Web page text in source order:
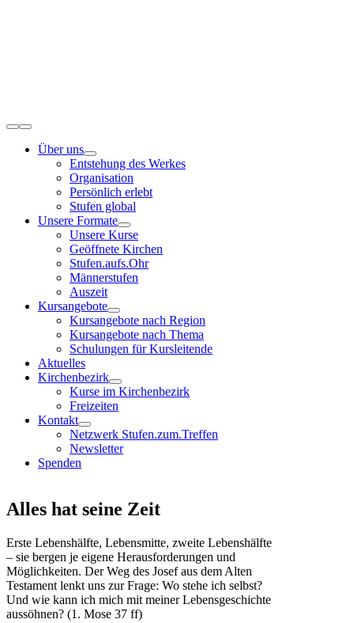
Toggle
NavigationÜber uns
Entstehung des Werkes
Organisation
Persönlich erlebt
Stufen global
Unsere Formate
Unsere Kurse
Geöffnete Kirchen
Stufen.aufs.Ohr
Männerstufen
Auszeit
Kursangebote
Kursangebote nach Region
Kursangebote nach Thema
Schulungen für Kursleitende
Aktuelles
Kirchenbezirk
Kurse im Kirchenbezirk
Freizeiten
Kontakt
Netzwerk Stufen.zum.Treffen
Newsletter
Spenden
Alles hat seine Zeit
Erste Lebenshälfte, Lebensmitte, zweite Lebenshälfte
– sie bergen je eigene Herausforderungen und
Möglichkeiten. Der Weg des Josef aus dem Alten
Testament lenkt uns zur Frage: Wo stehe ich selbst?
Und wie kann ich mich mit meiner Lebensgeschichte
aussöhnen? (1. Mose 37 ff)